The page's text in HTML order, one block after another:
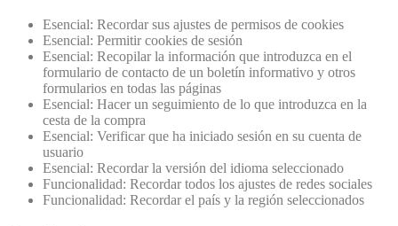
Esencial: Recordar sus ajustes de permisos de cookies
Esencial: Permitir cookies de sesión
Esencial: Recopilar la información que introduzca en el
formulario de contacto de un boletín informativo y otros
formularios en todas las páginas
Esencial: Hacer un seguimiento de lo que introduzca en la
cesta de la compra
Esencial: Verificar que ha iniciado sesión en su cuenta de
usuario
Esencial: Recordar la versión del idioma seleccionado
Funcionalidad: Recordar todos los ajustes de redes sociales
Funcionalidad: Recordar el país y la región seleccionados